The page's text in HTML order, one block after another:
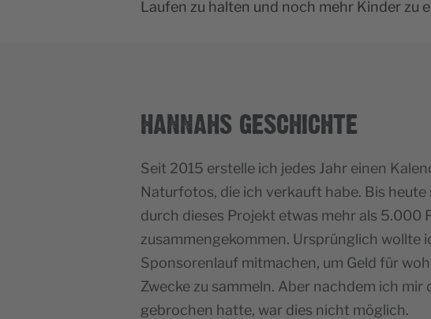
Laufen zu halten und noch mehr Kinder zu
HANNAHS GESCHICHTE
Seit 2015 erstelle ich jedes Jahr einen
Naturfotos, die ich verkauft habe. Bis heute
durch dieses Projekt etwas mehr als 5.000
zusammengekommen. Ursprünglich wollte
Sponsorenlauf mitmachen, um Geld für
Zwecke zu sammeln. Aber nachdem ich mir
gebrochen hatte, war dies nicht möglich.